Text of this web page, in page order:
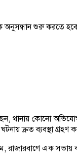
অনুসন্ধান শুরু করতে হবে
থানায় কোনো
দ্রুত ব্যবস্থা গ্রহণ
রাজারবাগে এক সভায়